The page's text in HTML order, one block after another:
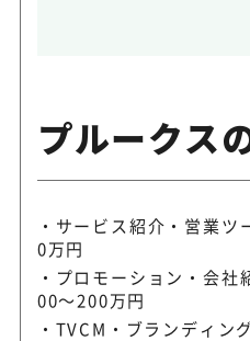
プルークス
サービス紹介・営業ツ
0万円
プロモーション・会社
00～200万円
TVCM・ブランディン